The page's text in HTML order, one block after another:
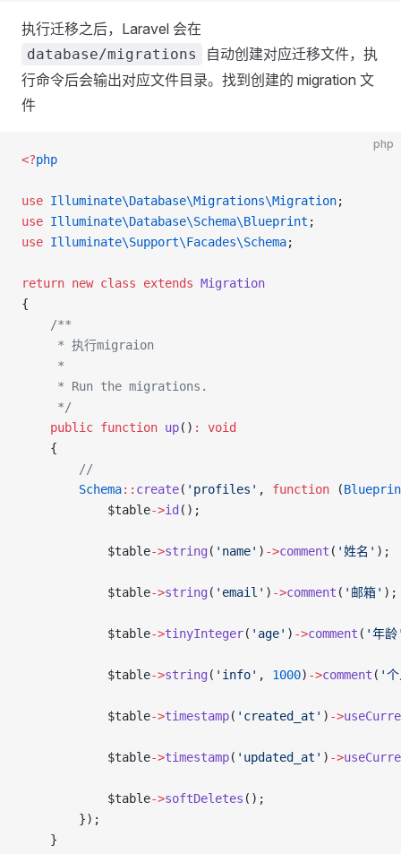
执行迁移之后，Laravel 会在
database/migrations
自动创建对应迁移文件，执
行命令后会输出对应文件目录。找到创建的 migration 文
件
php
<?php
use Illuminate\Database\Migrations\Migration;
use Illuminate\Database\Schema\Blueprint ;
use Illuminate\Support\Facades\Schema;
return new class extends Migration
{
    /**
     * 执行migraion
     *
     * Run the migrations.
     */
    public
function up() :
void
    {
        //
        Schema
:: create( 'profiles' , function (
            $table
->id ();
            $table
->string ( 'name' ) ->comment ( '姓名' );
            $table
->string ( 'email' ) ->comment ( '邮箱' );
            $table
->tinyInteger( 'age' ) ->comment ( '年
            $table
->string ( 'info' , 1000) ->comment ( '
            $table
->timestamp( 'created_at' ) ->
            $table
->timestamp( 'updated_at' ) ->
            $table
->softDeletes ();
        });
    }